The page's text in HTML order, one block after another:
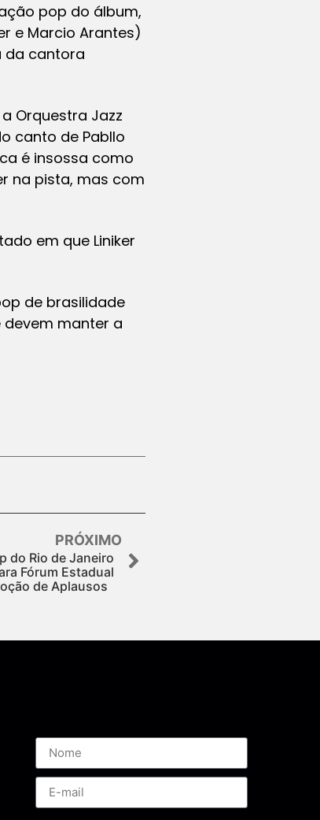
pop do álbum,
e Marcio Arantes)
da cantora
Orquestra Jazz
canto de Pabllo
é insossa como
na pista, mas com
em que Liniker
de brasilidade
devem manter a
PRÓXIMO
do Rio de Janeiro
Fórum Estadual
de Aplausos